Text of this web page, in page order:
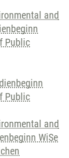
and
Public
Public
and
WiSe